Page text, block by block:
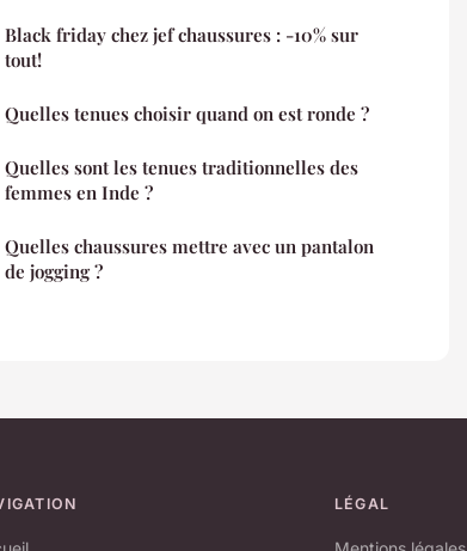
Black friday chez jef chaussures : -10% sur
tout!
Quelles tenues choisir quand on est ronde ?
Quelles sont les tenues traditionnelles des
femmes en Inde ?
Quelles chaussures mettre avec un pantalon
de jogging ?
LÉGAL